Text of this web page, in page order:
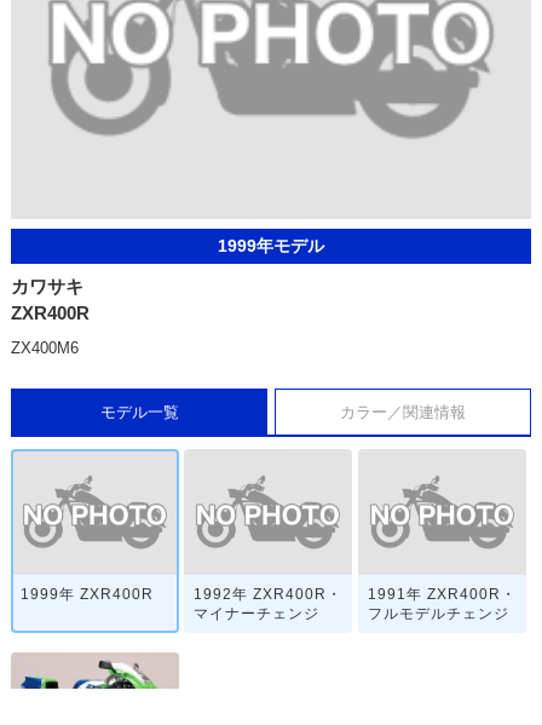
1999年モデル
カワサキ
ZXR400R
ZX400M6
モデル一覧 カラー／関連情報
1999年 ZXR400R
1992年 ZXR400R・
マイナーチェンジ
1991年 ZXR400R・
フルモデルチェンジ